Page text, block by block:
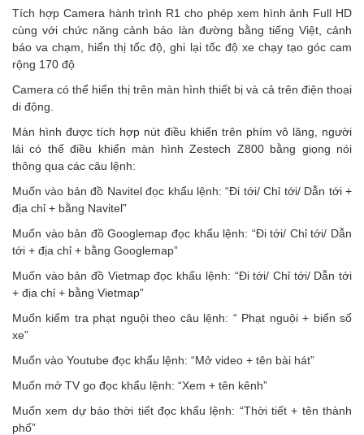
Tích hợp Camera hành trình R1 cho phép xem hình ảnh Full HD
cùng với chức năng cảnh báo làn đường bằng tiếng Việt, cảnh
báo va chạm, hiển thị tốc độ, ghi lại tốc độ xe chạy tạo góc cam
rộng 170 độ
Camera có thể hiển thị trên màn hình thiết bị và cả trên điện thoại
di động.
Màn hình được tích hợp nút điều khiển trên phím vô lăng, người
lái có thể điều khiển màn hình Zestech Z800 bằng giọng nói
thông qua các câu lệnh:
Muốn vào bản đồ Navitel đọc khẩu lệnh: “Đi tới/ Chỉ tới/ Dẫn tới +
địa chỉ + bằng Navitel”
Muốn vào bản đồ Googlemap đọc khẩu lệnh: “Đi tới/ Chỉ tới/ Dẫn
tới + địa chỉ + bằng Googlemap”
Muốn vào bản đồ Vietmap đọc khẩu lệnh: “Đi tới/ Chỉ tới/ Dẫn tới
+ địa chỉ + bằng Vietmap”
Muốn kiểm tra phạt nguội theo câu lệnh: “ Phạt nguội + biển số
xe”
Muốn vào Youtube đọc khẩu lệnh: “Mở video + tên bài hát”
Muốn mở TV go đọc khẩu lệnh: “Xem + tên kênh”
Muốn xem dự báo thời tiết đọc khẩu lệnh: “Thời tiết + tên thành
phố”